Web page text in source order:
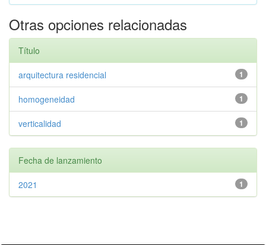
Otras opciones relacionadas
Título
1
arquitectura residencial
1
homogeneidad
1
verticalidad
Fecha de lanzamiento
1
2021